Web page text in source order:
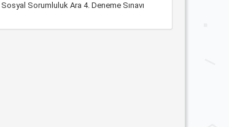
Sorumluluk Ara 4. Deneme Sınavı